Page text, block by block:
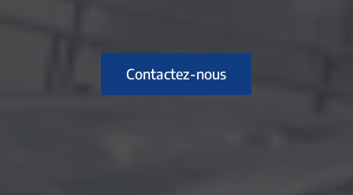
Contactez-nous